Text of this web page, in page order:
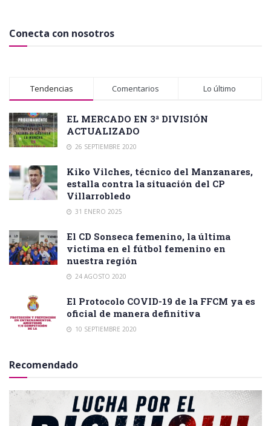
Conecta con nosotros
Tendencias Comentarios Lo último
EL MERCADO EN 3ª DIVISIÓN
ACTUALIZADO
26 SEPTIEMBRE 2020
Kiko Vilches, técnico del Manzanares,
estalla contra la situación del CP
Villarrobledo
31 ENERO 2025
El CD Sonseca femenino, la última
victima en el fútbol femenino en
nuestra región
24 AGOSTO 2020
El Protocolo COVID-19 de la FFCM ya es
oficial de manera definitiva
10 SEPTIEMBRE 2020
Recomendado